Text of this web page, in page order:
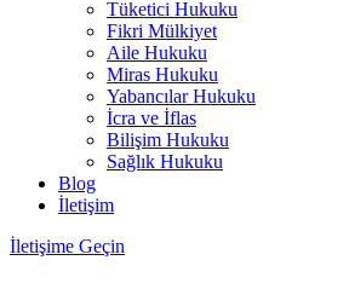
Tüketici Hukuku
Fikri Mülkiyet
Aile Hukuku
Miras Hukuku
Yabancılar Hukuku
İcra ve İflas
Bilişim Hukuku
Sağlık Hukuku
Blog
İletişim
İletişime Geçin